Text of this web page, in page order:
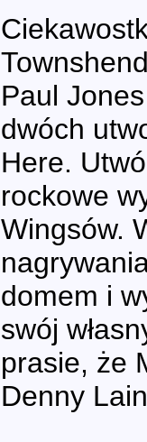
Paul
dwóch
Here.
rockowe
Wingsów.
domem i
swój
prasie, że
Denny